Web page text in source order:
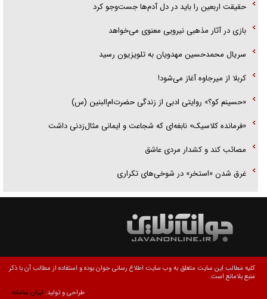
حقیقت اربعین را باید در دل آدم‌ها جست‌و‌جو کرد
بازی در آثار مذهبی نیرویی معنوی می‌خواهد
سریال محمدحسین مهدویان به تلویزیون رسید
کربلا از میرجاوه آغاز می‌شود!
«حسینم کو؟» روایتی ادبی از زندگی حضرت‌ام‌البنین (س)
«فرمانده کلاسیک» نابغه‌ای که شجاعت و ایمانی مثال‌زدنی داشت
مصائب کند و کشدار مردی عاشق
غرق شدن «استخر» در شوخی‌های تکراری
کلیه مطالب این سایت متعلق به وب سایت اطلاع رسانی جوان بوده و استفاده از مطالب آن با ذکر
منبع بلامانع است.
طراحی و تولید: ایران سامانه